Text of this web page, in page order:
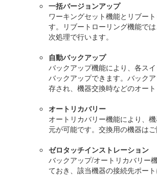
一括バージョンアップ
ワーキングセット機能とリブー
す。リブートローリング機能で
次処理で行います。
自動バックアップ
バックアップ機能により、各ス
バックアップできます。バック
存され、機器交換時などのオー
オートリカバリー
オートリカバリー機能により、
元が可能です。交換用の機器は
ゼロタッチインストレーション
バックアップ/オートリカバリー
ておき、該当機器の接続先ポー